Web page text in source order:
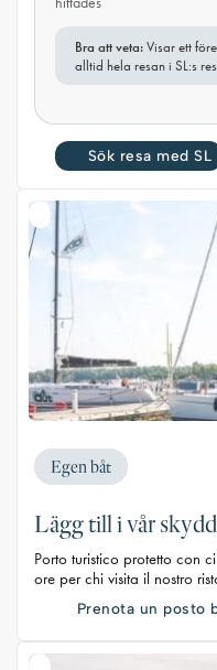
Bra att veta: Visar ett
alltid hela resan i SL:s
Sök resa med SL
Egen båt
Lägg till i vår
Porto turistico protetto con
ore per chi visita il nostro
Prenota un posto